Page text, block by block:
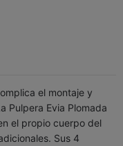
el montaje y
Pulpera Evia Plomada
el propio cuerpo del
Sus 4